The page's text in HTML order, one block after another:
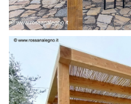
PERGOLA 6 X 3